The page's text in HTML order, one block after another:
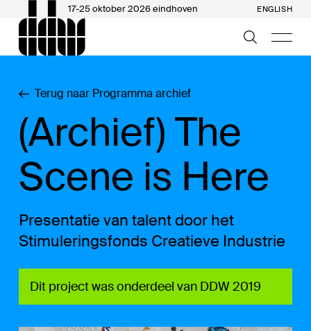
17-25 oktober 2026 eindhoven ENGLISH
Terug naar Programma archief
(Archief) The
Scene is Here
Presentatie van talent door het
Stimuleringsfonds Creatieve Industrie
Dit project was onderdeel van DDW 2019